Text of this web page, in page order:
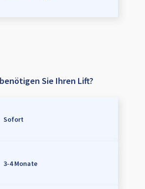
Sie Ihren Lift?
Sofort
3-4 Monate